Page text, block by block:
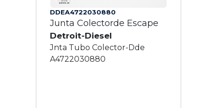
DDEA4722030880
Junta Colectorde Escape
Detroit-Diesel
Jnta Tubo Colector-Dde
A4722030880